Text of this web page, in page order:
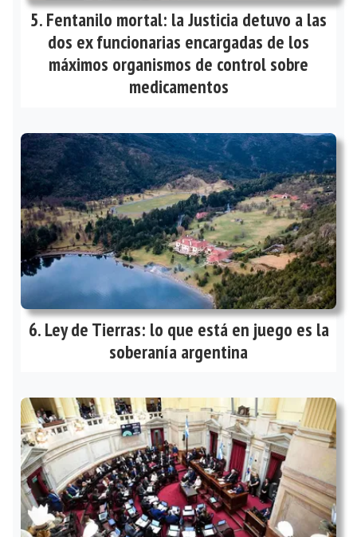
Fentanilo mortal: la Justicia detuvo a las
dos ex funcionarias encargadas de los
máximos organismos de control sobre
medicamentos
Ley de Tierras: lo que está en juego es la
soberanía argentina